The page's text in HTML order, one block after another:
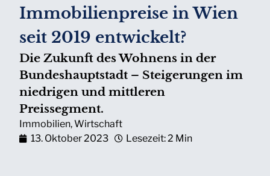
Immobilienpreise in Wien
seit 2019 entwickelt?
Die Zukunft des Wohnens in der
Bundeshauptstadt – Steigerungen im
niedrigen und mittleren
Preissegment.
Immobilien,Wirtschaft
13. Oktober 2023
Lesezeit: 2 Min